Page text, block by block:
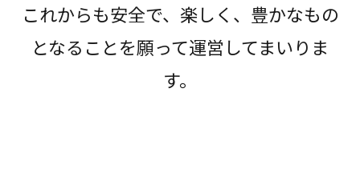
これからも安全で、楽しく、豊かなもの
となることを願って運営してまいりま
す。